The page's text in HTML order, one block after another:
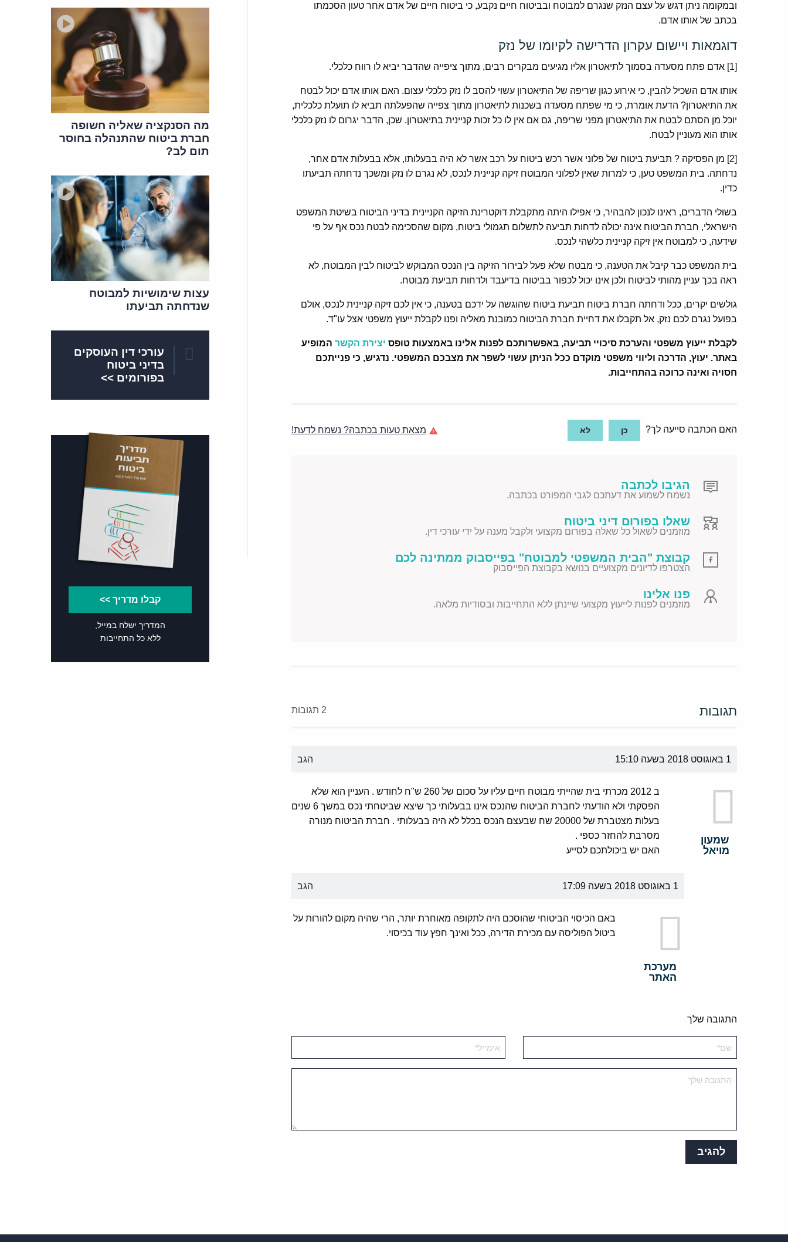
ובמקומה ניתן דגש על עצם הנזק שנגרם למבוטח ובביטוח חיים נקבע, כי ביטוח חיים של אדם אחר טעון הסכמתו
בכתב של אותו אדם.
דוגמאות ויישום עקרון הדרישה לקיומו של נזק
[1] אדם פתח מסעדה בסמוך לתיאטרון אליו מגיעים מבקרים רבים, מתוך ציפייה שהדבר יביא לו רווח כלכלי.
אותו אדם השכיל להבין, כי אירוע כגון שריפה של התיאטרון עשוי להסב לו נזק כלכלי עצום. האם אותו אדם יכול לבטח
את התיאטרון? הדעת אומרת, כי מי שפתח מסעדה בשכנות לתיאטרון מתוך צפייה שהפעלתה תביא לו תועלת כלכלית,
יוכל מן הסתם לבטח את התיאטרון מפני שריפה, גם אם אין לו כל זכות קניינית בתיאטרון. שכן, הדבר יגרום לו נזק כלכלי
אותו הוא מעוניין לבטח.
[2] מן הפסיקה ? תביעת ביטוח של פלוני אשר רכש ביטוח על רכב אשר לא היה בבעלותו, אלא בבעלות אדם אחר,
נדחתה. בית המשפט טען, כי למרות שאין לפלוני המבוטח זיקה קניינית לנכס, לא נגרם לו נזק ומשכך נדחתה תביעתו
כדין.
בשולי הדברים, ראינו לנכון להבהיר, כי אפילו היתה מתקבלת דוקטרינת הזיקה הקניינית בדיני הביטוח בשיטת המשפט
הישראלי, חברת הביטוח אינה יכולה לדחות תביעה לתשלום תגמולי ביטוח, מקום שהסכימה לבטח נכס אף על פי
שידעה, כי למבוטח אין זיקה קניינית כלשהי לנכס.
בית המשפט כבר קיבל את הטענה, כי מבטח שלא פעל לבירור הזיקה בין הנכס המבוקש לביטוח לבין המבוטח, לא
ראה בכך עניין מהותי לביטוח ולכן אינו יכול לכפור בביטוח בדיעבד ולדחות תביעת מבוטח.
גולשים יקרים, ככל ודחתה חברת ביטוח תביעת ביטוח שהוגשה על ידכם בטענה, כי אין לכם זיקה קניינית לנכס, אולם
בפועל נגרם לכם נזק, אל תקבלו את דחיית חברת הביטוח כמובנת מאליה ופנו לקבלת ייעוץ משפטי אצל עו"ד.
לקבלת ייעוץ משפטי והערכת סיכויי תביעה, באפשרותכם לפנות אלינו באמצעות טופס יצירת הקשר המופיע
באתר. יעוץ, הדרכה וליווי משפטי מוקדם ככל הניתן עשוי לשפר את מצבכם המשפטי. נדגיש, כי פנייתכם
חסויה ואינה כרוכה בהתחייבות.
האם הכתבה סייעה לך? כן לא מצאת טעות בכתבה? נשמח לדעת!
הגיבו לכתבה
נשמח לשמוע את דעתכם לגבי המפורט בכתבה.
שאלו בפורום דיני ביטוח
מוזמנים לשאול כל שאלה בפורום מקצועי ולקבל מענה על ידי עורכי דין.
קבוצת "הבית המשפטי למבוטח" בפייסבוק ממתינה לכם
הצטרפו לדיונים מקצועיים בנושא בקבוצת הפייסבוק
פנו אלינו
מוזמנים לפנות לייעוץ מקצועי שיינתן ללא התחייבות ובסודיות מלאה.
תגובות 2 תגובות
1 באוגוסט 2018 בשעה 15:10 הגב
שמעון
מויאל
ב 2012 מכרתי בית שהייתי מבוטח חיים עליו על סכום של 260 ש"ח לחודש . העניין הוא שלא
הפסקתי ולא הודעתי לחברת הביטוח שהנכס אינו בבעלותי כך שיצא שביטחתי נכס במשך 6 שנים
בעלות מצטברת של 20000 שח שבעצם הנכס בכלל לא היה בבעלותי . חברת הביטוח מנורה
מסרבת להחזר כספי .
האם יש ביכולתכם לסייע
1 באוגוסט 2018 בשעה 17:09 הגב
מערכת
האתר
באם הכיסוי הביטוחי שהוסכם היה לתקופה מאוחרת יותר, הרי שהיה מקום להורות על
ביטול הפוליסה עם מכירת הדירה, ככל ואינך חפץ עוד בכיסוי.
התגובה שלך
מה הסנקציה שאליה חשופה
חברת ביטוח שהתנהלה בחוסר
תום לב?
עצות שימושיות למבוטח
שנדחתה תביעתו
עורכי דין העוסקים
בדיני ביטוח
בפורומים >>
קבלו מדריך >>
המדריך ישלח במייל,
ללא כל התחייבות